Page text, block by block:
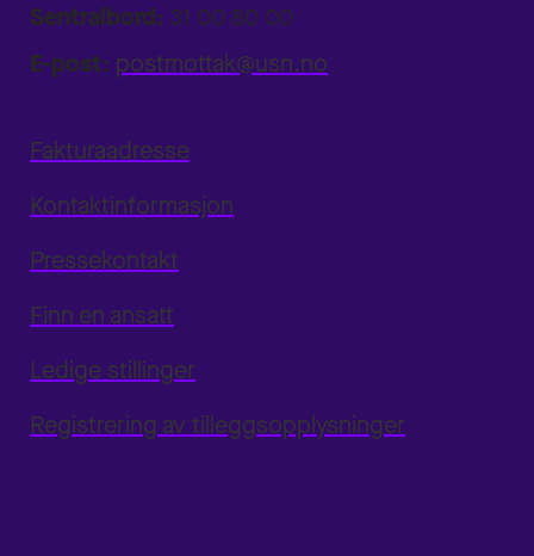
Sentralbord: 31 00 80 00
E-post: postmottak@usn.no
Fakturaadresse
Kontaktinformasjon
Pressekontakt
Finn en ansatt
Ledige stillinger
Registrering av tilleggsopplysninger